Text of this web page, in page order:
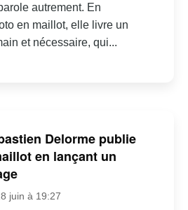
autrement. En
en maillot, elle livre un
et nécessaire, qui...
Delorme publie
en lançant un
juin à 19:27